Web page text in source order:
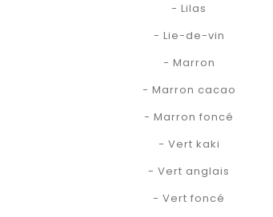
- Lilas
- Lie-de-vin
- Marron
- Marron cacao
- Marron foncé
- Vert kaki
- Vert anglais
- Vert foncé